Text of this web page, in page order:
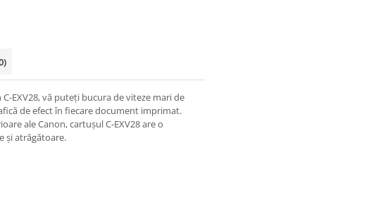
EXV28, vă puteți bucura de viteze mari de
de efect în fiecare document imprimat.
ale Canon, cartușul C-EXV28 are o
și atrăgătoare.